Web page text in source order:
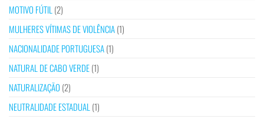
MOTIVO FÚTIL (2)
MULHERES VÍTIMAS DE VIOLÊNCIA(1)
NACIONALIDADE PORTUGUESA(1)
NATURAL DE CABO VERDE(1)
NATURALIZAÇÃO (2)
NEUTRALIDADE ESTADUAL (1)